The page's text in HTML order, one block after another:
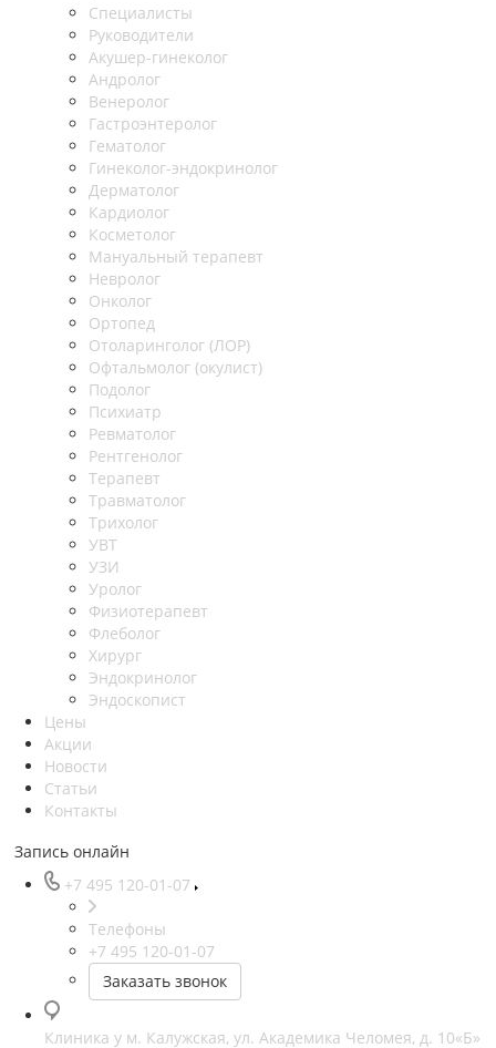
Специалисты
Руководители
Акушер-гинеколог
Андролог
Венеролог
Гастроэнтеролог
Гематолог
Гинеколог-эндокринолог
Дерматолог
Кардиолог
Косметолог
Мануальный терапевт
Невролог
Онколог
Ортопед
Отоларинголог (ЛОР)
Офтальмолог (окулист)
Подолог
Психиатр
Ревматолог
Рентгенолог
Терапевт
Травматолог
Трихолог
УВТ
УЗИ
Уролог
Физиотерапевт
Флеболог
Хирург
Эндокринолог
Эндоскопист
Цены
Акции
Новости
Статьи
Контакты
Запись онлайн
+7 495 120-01-07
Телефоны
+7 495 120-01-07
Заказать звонок
Клиника у м. Калужская, ул. Академика Челомея, д. 10«Б»